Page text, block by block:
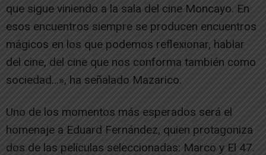
que sigue viniendo a la sala del cine Moncayo. En
esos encuentros siempre se producen encuentros
mágicos en los que podemos reflexionar, hablar
del cine, del cine que nos conforma también como
sociedad…», ha señalado Mazarico.
Uno de los momentos más esperados será el
homenaje a Eduard Fernández, quien protagoniza
dos de las películas seleccionadas: Marco y El 47.